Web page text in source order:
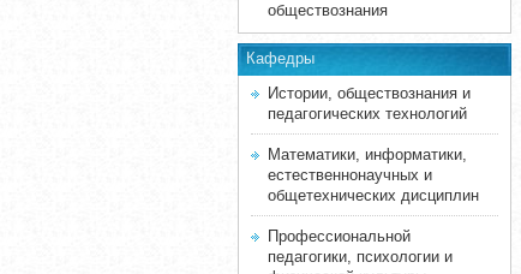
обществознания
Кафедры
Истории, обществознания и
педагогических технологий
Математики, информатики,
естественнонаучных и
общетехнических дисциплин
Профессиональной
педагогики, психологии и